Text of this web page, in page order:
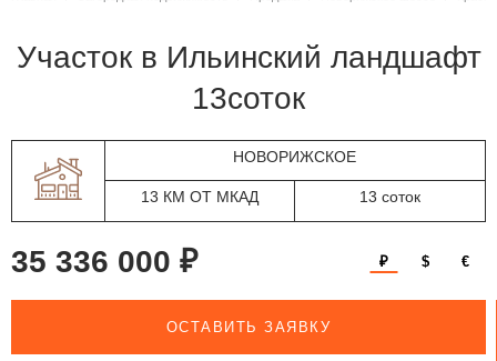
участок в Ильинский ландшафт
13соток
НОВОРИЖСКОЕ
13 КМ ОТ МКАД 13 соток
35 336 000 ₽ ₽ $ €
ОСТАВИТЬ ЗАЯВКУ